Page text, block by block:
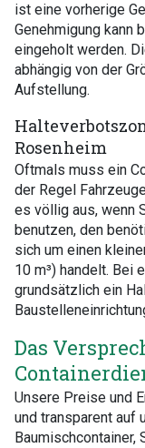
ist eine vorherige
Genehmigung kann
eingeholt werden.
abhängig von der
Aufstellung.
Rosenheim
Oftmals muss ein
der Regel
es völlig aus, wenn
benutzen, den
sich um einen
10 m³) handelt. Bei
grundsätzlich ein
Das
Unsere Preise und
und transparent auf
Baumischcontainer,